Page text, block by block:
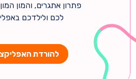
פתרון אתגרים, והמון
לכם ולילדכם
להורדת